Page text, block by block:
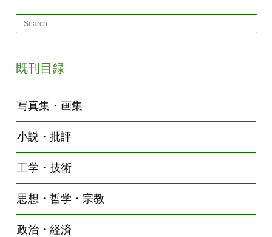
既刊目録
写真集・画集
小説・批評
工学・技術
思想・哲学・宗教
政治・経済